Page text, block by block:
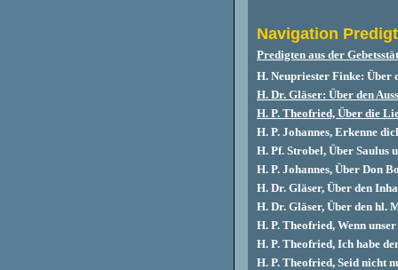
Navigation
Predigten aus der
H. Neupriester Finke: Über
H. Dr. Gläser: Über den
H. P. Theofried, Über die
H. P. Johannes, Erkenne
H. Pf. Strobel, Über Saulus
H. P. Johannes, Über Don
H. Dr. Gläser, Über den
H. Dr. Gläser, Über den hl.
H. P. Theofried, Wenn
H. P. Theofried, Ich habe
H. P. Theofried, Seid nicht